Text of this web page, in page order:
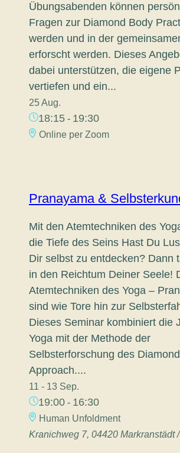
Übungsabenden können
Fragen zur Diamond Body
werden und in der
erforscht werden. Dieses
dabei unterstützen, die eigene
vertiefen und ein...
25 Aug.
18:15 - 19:30
Online per Zoom
Pranayama &
Mit den Atemtechniken des
die Tiefe des Seins Hast Du
Dir selbst zu entdecken? Dann
in den Reichtum Deiner Seele!
Atemtechniken des Yoga –
sind wie Tore hin zur
Dieses Seminar kombiniert die
Yoga mit der Methode der
Selbsterforschung des Diamond
Approach....
11 - 13 Sep.
19:00 - 16:30
Human Unfoldment
Kranichweg 7, 04420 Markranstädt